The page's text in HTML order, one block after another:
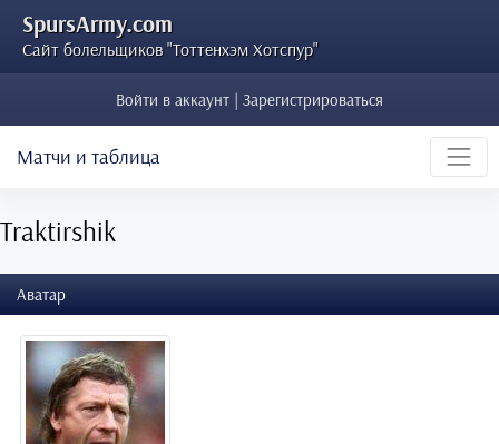
SpursArmy.com
Сайт болельщиков "Тоттенхэм Хотспур"
Войти в аккаунт | Зарегистрироваться
Матчи и таблица
Traktirshik
Аватар